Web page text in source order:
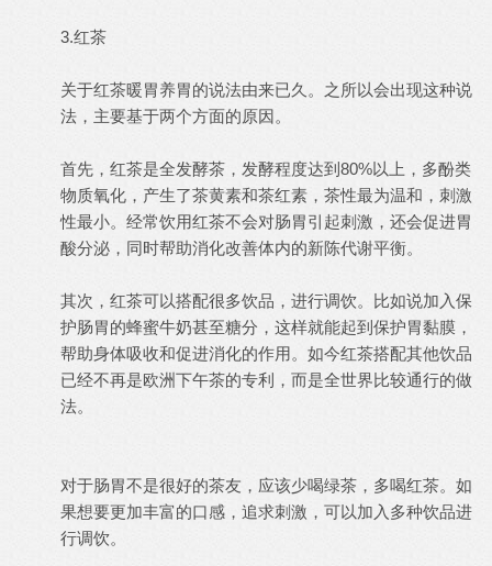
3.红茶
关于红茶暖胃养胃的说法由来已久。之所以会出现这种说
法，主要基于两个方面的原因。
首先，红茶是全发酵茶，发酵程度达到80%以上，多酚类
物质氧化，产生了茶黄素和茶红素，茶性最为温和，刺激
性最小。经常饮用红茶不会对肠胃引起刺激，还会促进胃
酸分泌，同时帮助消化改善体内的新陈代谢平衡。
其次，红茶可以搭配很多饮品，进行调饮。比如说加入保
护肠胃的蜂蜜牛奶甚至糖分，这样就能起到保护胃黏膜，
帮助身体吸收和促进消化的作用。如今红茶搭配其他饮品
已经不再是欧洲下午茶的专利，而是全世界比较通行的做
法。
对于肠胃不是很好的茶友，应该少喝绿茶，多喝红茶。如
果想要更加丰富的口感，追求刺激，可以加入多种饮品进
行调饮。